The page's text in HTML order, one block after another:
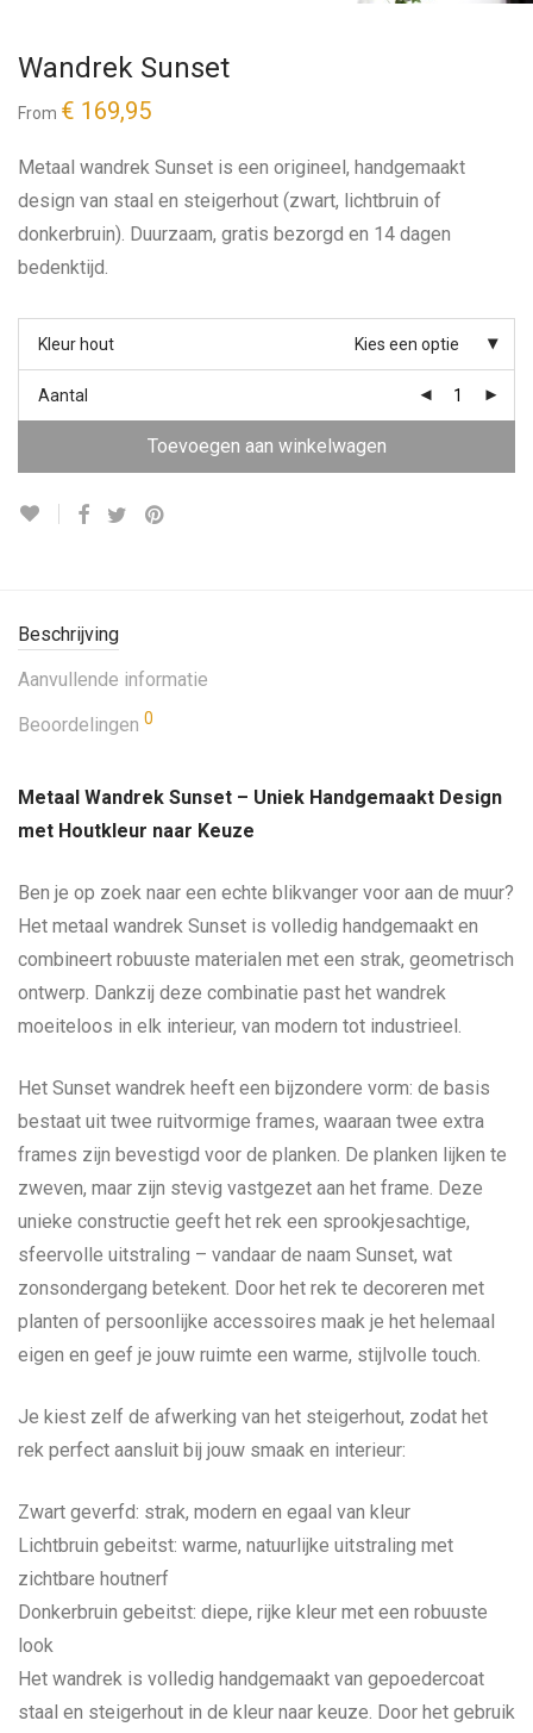
Wandrek Sunset
From € 169,95
Metaal wandrek Sunset is een origineel, handgemaakt
design van staal en steigerhout (zwart, lichtbruin of
donkerbruin). Duurzaam, gratis bezorgd en 14 dagen
bedenktijd.
Kleur hout Kies een optie
Aantal
Toevoegen aan winkelwagen
Beschrijving
Aanvullende informatie
Beoordelingen 0
Metaal Wandrek Sunset – Uniek Handgemaakt Design
met Houtkleur naar Keuze
Ben je op zoek naar een echte blikvanger voor aan de muur?
Het metaal wandrek Sunset is volledig handgemaakt en
combineert robuuste materialen met een strak, geometrisch
ontwerp. Dankzij deze combinatie past het wandrek
moeiteloos in elk interieur, van modern tot industrieel.
Het Sunset wandrek heeft een bijzondere vorm: de basis
bestaat uit twee ruitvormige frames, waaraan twee extra
frames zijn bevestigd voor de planken. De planken lijken te
zweven, maar zijn stevig vastgezet aan het frame. Deze
unieke constructie geeft het rek een sprookjesachtige,
sfeervolle uitstraling – vandaar de naam Sunset, wat
zonsondergang betekent. Door het rek te decoreren met
planten of persoonlijke accessoires maak je het helemaal
eigen en geef je jouw ruimte een warme, stijlvolle touch.
Je kiest zelf de afwerking van het steigerhout, zodat het
rek perfect aansluit bij jouw smaak en interieur:
Zwart geverfd: strak, modern en egaal van kleur
Lichtbruin gebeitst: warme, natuurlijke uitstraling met
zichtbare houtnerf
Donkerbruin gebeitst: diepe, rijke kleur met een robuuste
look
Het wandrek is volledig handgemaakt van gepoedercoat
staal en steigerhout in de kleur naar keuze. Door het gebruik